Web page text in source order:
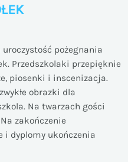
pożegnania
Przedszkolaki przepięknie
piosenki i inscenizacja.
obrazki dla
Na twarzach gości
zakończenie
i dyplomy ukończenia